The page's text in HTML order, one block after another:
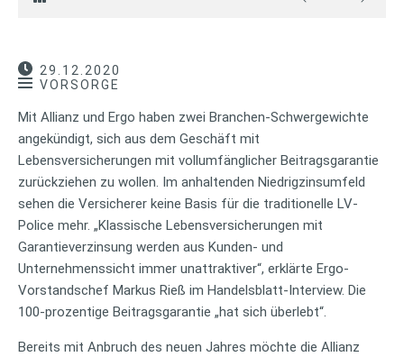
29.12.2020
VORSORGE
Mit Allianz und Ergo haben zwei Branchen-Schwergewichte
angekündigt, sich aus dem Geschäft mit
Lebensversicherungen mit vollumfänglicher Beitragsgarantie
zurückziehen zu wollen. Im anhaltenden Niedrigzinsumfeld
sehen die Versicherer keine Basis für die traditionelle LV-
Police mehr. „Klassische Lebensversicherungen mit
Garantieverzinsung werden aus Kunden- und
Unternehmenssicht immer unattraktiver“, erklärte Ergo-
Vorstandschef Markus Rieß im Handelsblatt-Interview. Die
100-prozentige Beitragsgarantie „hat sich überlebt“.
Bereits mit Anbruch des neuen Jahres möchte die Allianz